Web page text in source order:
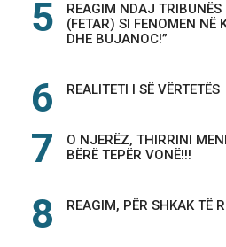
REAGIM NDAJ
(FETAR) SI FENOMEN NË
DHE BUJANOC!”
REALITETI I SË VËRTETËS
O NJERËZ, THIRRINI
BËRË TEPËR VONË!!!
REAGIM, PËR SHKAK TË